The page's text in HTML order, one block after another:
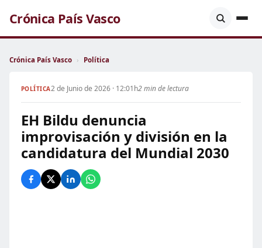
Crónica País Vasco
Crónica País Vasco › Política
POLÍTICA2 de Junio de 2026 · 12:01h2 min de lectura
EH Bildu denuncia
improvisación y división en la
candidatura del Mundial 2030